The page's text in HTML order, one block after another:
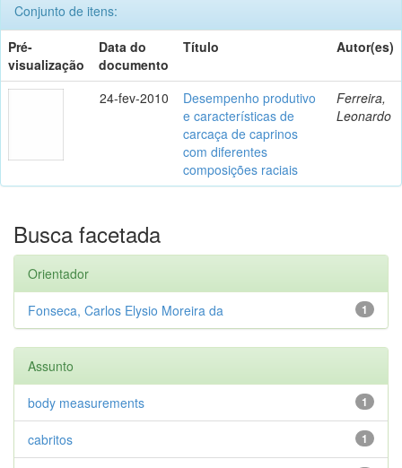
Conjunto de itens:
Pré-
visualização
Data do
documento
Título Autor(es)
24-fev-2010
Desempenho produtivo
e características de
carcaça de caprinos
com diferentes
composições raciais
Ferreira,
Leonardo
Busca facetada
Orientador
1
Fonseca, Carlos Elysio Moreira da
Assunto
1
body measurements
1
cabritos